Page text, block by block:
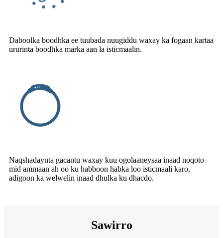
Daboolka boodhka ee tuubada nuugiddu waxay ka fogaan kartaa
ururinta boodhka marka aan la isticmaalin.
Naqshadaynta gacantu waxay kuu ogolaaneysaa inaad noqoto
mid ammaan ah oo ku habboon habka loo isticmaali karo,
adigoon ka welwelin inaad dhulka ku dhacdo.
Sawirro